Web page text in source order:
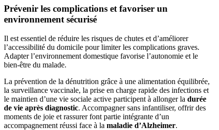
Prévenir les complications et favoriser un
environnement sécurisé
Il est essentiel de réduire les risques de chutes et d’améliorer
l’accessibilité du domicile pour limiter les complications graves.
Adapter l’environnement domestique favorise l’autonomie et le
bien-être du malade.
La prévention de la dénutrition grâce à une alimentation équilibrée,
la surveillance vaccinale, la prise en charge rapide des infections et
le maintien d’une vie sociale active participent à allonger la durée
de vie après diagnostic. Accompagner sans infantiliser, offrir des
moments de joie et rassurer font partie intégrante d’un
accompagnement réussi face à la maladie d’Alzheimer.